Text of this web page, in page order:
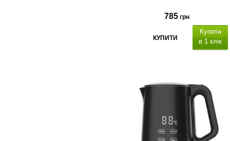
785 грн
КУПИТИ
Купити
в 1 клік